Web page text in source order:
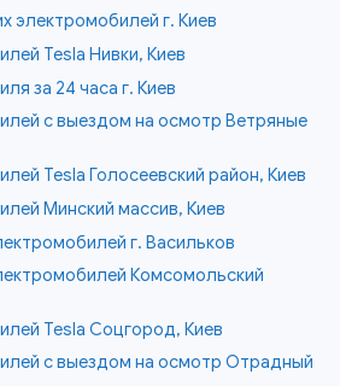
электромобилей г. Киев
Tesla Нивки, Киев
за 24 часа г. Киев
с выездом на осмотр Ветряные
Tesla Голосеевский район, Киев
Минский массив, Киев
г. Васильков
Комсомольский
Tesla Соцгород, Киев
с выездом на осмотр Отрадный